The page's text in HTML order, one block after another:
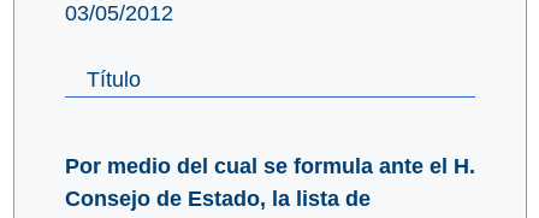
03/05/2012
Título
Por medio del cual se formula ante el H.
Consejo de Estado, la lista de